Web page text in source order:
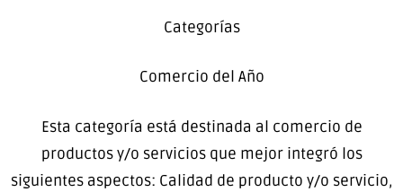
Categorías
Comercio del Año
Esta categoría está destinada al comercio de
productos y/o servicios que mejor integró los
siguientes aspectos: Calidad de producto y/o servicio,